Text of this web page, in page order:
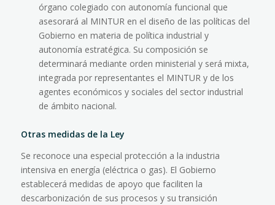
órgano colegiado con autonomía funcional que
asesorará al MINTUR en el diseño de las políticas del
Gobierno en materia de política industrial y
autonomía estratégica. Su composición se
determinará mediante orden ministerial y será mixta,
integrada por representantes el MINTUR y de los
agentes económicos y sociales del sector industrial
de ámbito nacional.
Otras medidas de la Ley
Se reconoce una especial protección a la industria
intensiva en energía (eléctrica o gas). El Gobierno
establecerá medidas de apoyo que faciliten la
descarbonización de sus procesos y su transición